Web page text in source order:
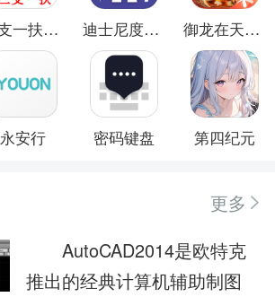
三支一扶题小宝 迪士尼度假区 御龙在天手游
永安行 密码键盘 第四纪元
更多
AutoCAD2014是欧特克
推出的经典计算机辅助制图